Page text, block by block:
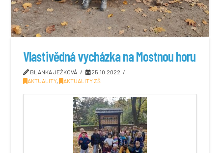
Vlastivědná vycházka na Mostnou horu
BLANKA JEŽKOVÁ
25.10.2022
AKTUALITY, AKTUALITY ZŠ